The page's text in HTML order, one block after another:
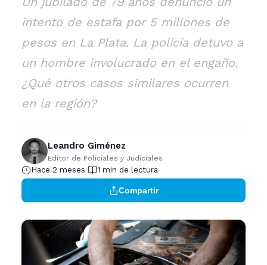
intento de estafa por 5 millones de
pesos en La Plata. La policía detuvo a
un hombre involucrado en el engaño.
¿Qué otros casos similares ocurren
en la región?
Leandro Giménez
Editor de Policiales y Judiciales
Hace 2 meses 1 min de lectura
Compartir